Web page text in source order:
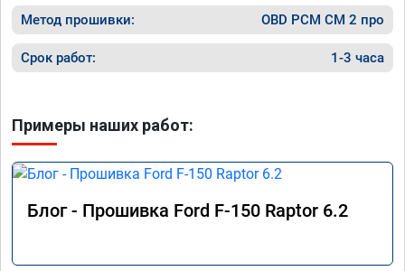
Метод прошивки: OBD PCM СМ 2 про
Срок работ: 1-3 часа
Примеры наших работ:
Блог - Прошивка Ford F-150 Raptor 6.2